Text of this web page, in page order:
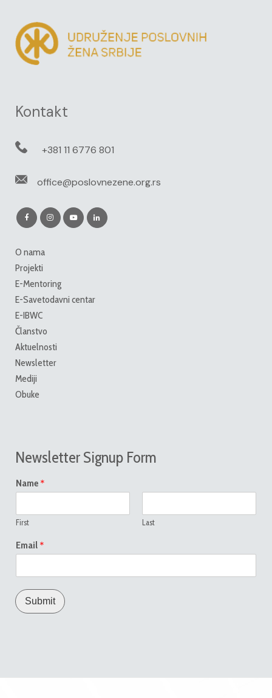
Kontakt
+381 11 6776 801
office@poslovnezene.org.rs
O nama
Projekti
E-Mentoring
E-Savetodavni centar
E-IBWC
Članstvo
Aktuelnosti
Newsletter
Mediji
Obuke
Newsletter Signup Form
Name *
First Last
Email *
Submit